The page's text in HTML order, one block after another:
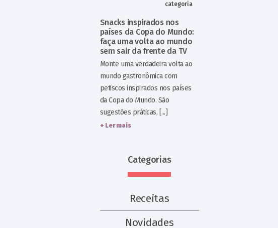
categoria
Snacks inspirados nos
países da Copa do Mundo:
faça uma volta ao mundo
sem sair da frente da TV
Monte uma verdadeira volta ao
mundo gastronômica com
petiscos inspirados nos países
da Copa do Mundo. São
sugestões práticas, [...]
+ Ler mais
Categorias
Receitas
Novidades